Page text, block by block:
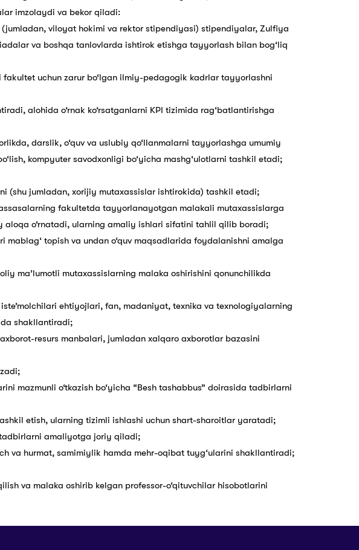
imzolaydi va bekor qiladi:
viloyat hokimi va rektor stipendiyasi) stipendiyalar, Zulfiya
va boshqa tanlovlarda ishtirok etishga tayyorlash bilan bog‘liq
uchun zarur bo‘lgan ilmiy-pedagogik kadrlar tayyorlashni
alohida o‘rnak ko‘rsatganlarni KPI tizimida rag‘batlantirishga
darslik, o‘quv va uslubiy qo‘llanmalarni tayyorlashga umumiy
kompyuter savodxonligi bo‘yicha mashg‘ulotlarni tashkil etadi;
(shu jumladan, xorijiy mutaxassislar ishtirokida) tashkil etadi;
fakultetda tayyorlanayotgan malakali mutaxassislarga
o‘rnatadi, ularning amaliy ishlari sifatini tahlil qilib boradi;
topish va undan o‘quv maqsadlarida foydalanishni amalga
ma’lumotli mutaxassislarning malaka oshirishini qonunchilikda
ehtiyojlari, fan, madaniyat, texnika va texnologiyalarning
shakllantiradi;
resurs manbalari, jumladan xalqaro axborotlar bazasini
mazmunli o‘tkazish bo‘yicha “Besh tashabbus” doirasida tadbirlarni
etish, ularning tizimli ishlashi uchun shart-sharoitlar yaratadi;
amaliyotga joriy qiladi;
va hurmat, samimiylik hamda mehr-oqibat tuyg‘ularini shakllantiradi;
va malaka oshirib kelgan professor-o‘qituvchilar hisobotlarini